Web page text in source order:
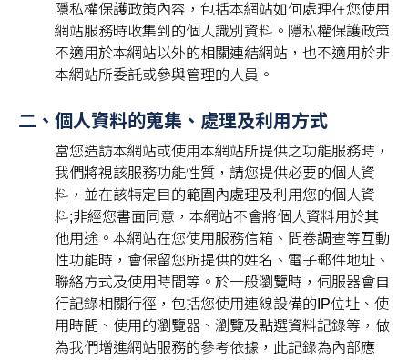
隱私權保護政策內容，包括本網站如何處理在您使用
網站服務時收集到的個人識別資料。隱私權保護政策
不適⽤於本網站以外的相關連結網站，也不適用於非
本網站所委託或參與管理的人員。
二、個人資料的蒐集、處理及利用方式
當您造訪本網站或使用本網站所提供之功能服務時，
我們將視該服務功能性質，請您提供必要的個人資
料，並在該特定目的範圍內處理及利用您的個人資
料;非經您書面同意，本網站不會將個人資料⽤於其
他用途。本網站在您使用服務信箱、問卷調查等互動
性功能時，會保留您所提供的姓名、電子郵件地址、
聯絡方式及使用時間等。於一般瀏覽時，伺服器會⾃
行記錄相關行徑，包括您使用連線設備的IP位址、使
用時間、使用的瀏覽器、瀏覽及點選資料記錄等，做
為我們增進網站服務的參考依據，此記錄為內部應